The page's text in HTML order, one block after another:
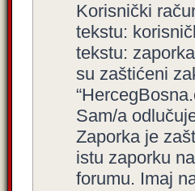
Korisnički
tekstu:
tekstu:
su zaštićeni
Sam/a
Zaporka je
istu zaporku
forumu. Imaj